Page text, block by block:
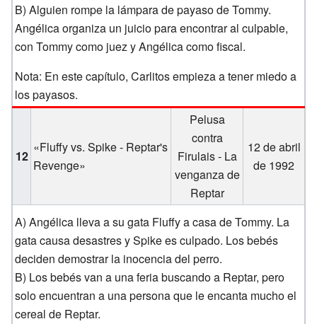
B) Alguien rompe la lámpara de payaso de Tommy.
Angélica organiza un juicio para encontrar al culpable,
con Tommy como juez y Angélica como fiscal.
Nota: En este capítulo, Carlitos empieza a tener miedo a
los payasos.
12
«Fluffy vs. Spike - Reptar's
Revenge»
Pelusa
contra
Firulais - La
venganza de
Reptar
12 de abril
de 1992
A) Angélica lleva a su gata Fluffy a casa de Tommy. La
gata causa desastres y Spike es culpado. Los bebés
deciden demostrar la inocencia del perro.
B) Los bebés van a una feria buscando a Reptar, pero
solo encuentran a una persona que le encanta mucho el
cereal de Reptar.